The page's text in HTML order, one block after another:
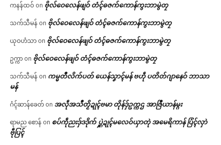
ကနန်ထဝ် on ဗိုလ်ဝေလေန်ဖျဝ် တံၚ်ဓဇက်ကောန်ကွးဘာမွဲတၠ
သက်သီမန် on ဗိုလ်ဝေလေန်ဖျဝ် တံၚ်ဓဇက်ကောန်ကွးဘာမွဲတၠ
ယုဝဟံသာ on ဗိုလ်ဝေလေန်ဖျဝ် တံၚ်ဓဇက်ကောန်ကွးဘာမွဲတၠ
ဥက္ကာ on ဗိုလ်ဝေလေန်ဖျဝ် တံၚ်ဓဇက်ကောန်ကွးဘာမွဲတၠ
သက်သီမန် on ကမ္မတဳလိက်ပတ် ယေန်သၞာၚ်မန် ဗဟဵု ပတိတ်ဂျာနေဝ် ဘာသာ
မန်
ဂံၚ်ဆာန်ခေတ် on အလဵုအသဳတၟိဍုၚ်ဗမာ တိုန်ဒှ်ဥက္ကဌ အာဇြဳယာန်မ္ဂး
ရာမည စောန် on စပ်ကဵုညးဒှ်ဒဒိုက် ပ္ဋဲဍုၚ်မလေဝ်ယှာတုဲ အမေရိကာန် ပြံၚ်လှာဲ
ဗီုပြၚ်